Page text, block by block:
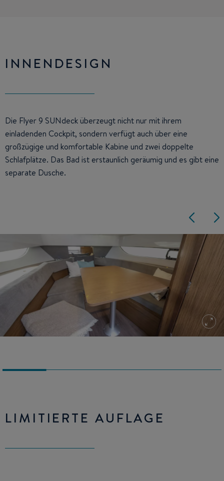
INNENDESIGN
Die Flyer 9 SUNdeck überzeugt nicht nur mit ihrem
einladenden Cockpit, sondern verfügt auch über eine
großzügige und komfortable Kabine und zwei doppelte
Schlafplätze. Das Bad ist erstaunlich geräumig und es gibt eine
separate Dusche.
LIMITIERTE AUFLAGE